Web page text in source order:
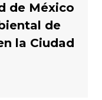
de México
de
la Ciudad